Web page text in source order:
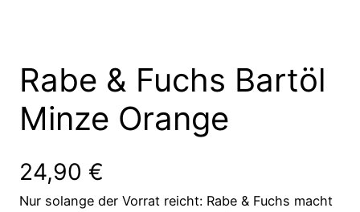
Rabe & Fuchs Bartöl
Minze Orange
24,90 €
Nur solange der Vorrat reicht: Rabe & Fuchs macht